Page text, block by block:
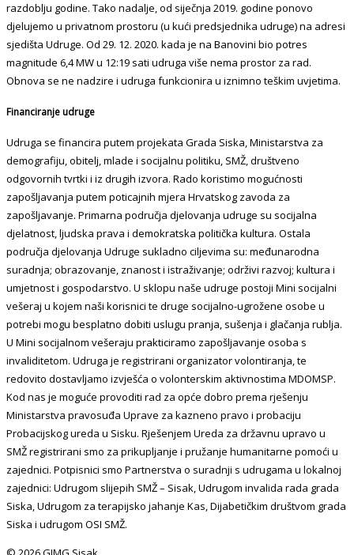
razdoblju godine. Tako nadalje, od siječnja 2019. godine ponovo
djelujemo u privatnom prostoru (u kući predsjednika udruge) na adresi
sjedišta Udruge. Od 29. 12. 2020. kada je na Banovini bio potres
magnitude 6,4 MW u 12:19 sati udruga više nema prostor za rad.
Obnova se ne nadzire i udruga funkcionira u iznimno teškim uvjetima.
Financiranje udruge
Udruga se financira putem projekata Grada Siska, Ministarstva za
demografiju, obitelj, mlade i socijalnu politiku, SMŽ, društveno
odgovornih tvrtki i iz drugih izvora. Rado koristimo mogućnosti
zapošljavanja putem poticajnih mjera Hrvatskog zavoda za
zapošljavanje. Primarna područja djelovanja udruge su socijalna
djelatnost, ljudska prava i demokratska politička kultura. Ostala
područja djelovanja Udruge sukladno ciljevima su: međunarodna
suradnja; obrazovanje, znanost i istraživanje; održivi razvoj; kultura i
umjetnost i gospodarstvo. U sklopu naše udruge postoji Mini socijalni
vešeraj u kojem naši korisnici te druge socijalno-ugrožene osobe u
potrebi mogu besplatno dobiti uslugu pranja, sušenja i glačanja rublja.
U Mini socijalnom vešeraju prakticiramo zapošljavanje osoba s
invaliditetom. Udruga je registrirani organizator volontiranja, te
redovito dostavljamo izvješća o volonterskim aktivnostima MDOMSP.
Kod nas je moguće provoditi rad za opće dobro prema rješenju
Ministarstva pravosuđa Uprave za kazneno pravo i probaciju
Probacijskog ureda u Sisku. Rješenjem Ureda za državnu upravo u
SMŽ registrirani smo za prikupljanje i pružanje humanitarne pomoći u
zajednici. Potpisnici smo Partnerstva o suradnji s udrugama u lokalnoj
zajednici: Udrugom slijepih SMŽ – Sisak, Udrugom invalida rada grada
Siska, Udrugom za terapijsko jahanje Kas, Dijabetičkim društvom grada
Siska i udrugom OSI SMŽ.